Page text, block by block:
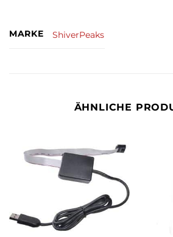
MARKE ShiverPeaks
ÄHNLICHE